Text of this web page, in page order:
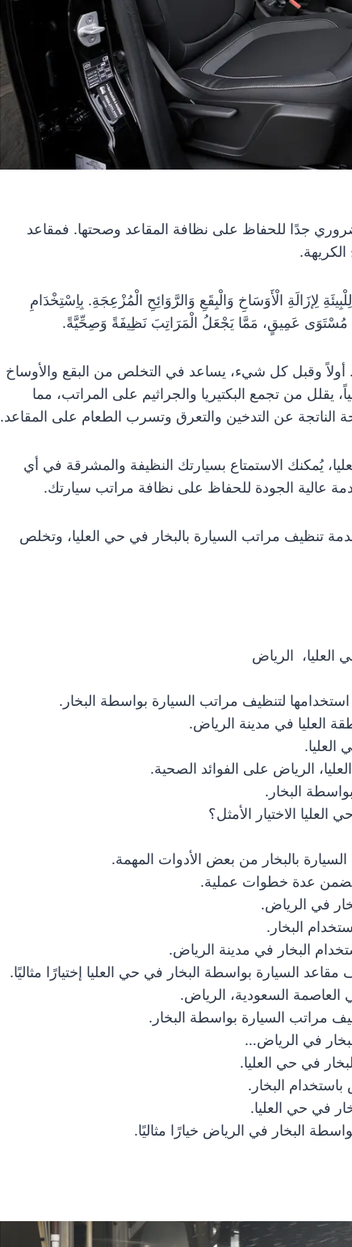
جدًا للحفاظ على نظافة المقاعد وصحتها. فمقاعد
الكريهة.
لِإزَالَةِ الْأَوَسَاخِ وَالْبِقَعِ وَالرَّوَائِحِ الْمُزْعِجَةِ. بِاِسْتِخْدَامِ
مُسْتَوَى عَمِيقٍ، مَمَّا يَجْعَلُ الْمَرَاتِبَ نَظِيفَةً وَصِحِّيَّةً.
أولاً وقبل كل شيء، يساعد في التخلص من البقع والأوساخ
يقلل من تجمع البكتيريا والجراثيم على المراتب، مما
الناتجة عن التدخين والتعرق وتسرب الطعام على المقاعد.
يُمكنك الاستمتاع بسيارتك النظيفة والمشرقة في أي
عالية الجودة للحفاظ على نظافة مراتب سيارتك.
تنظيف مراتب السيارة بالبخار في حي العليا، وتخلص
الرياض
لتنظيف مراتب السيارة بواسطة البخار.
العليا في مدينة الرياض.
الرياض على الفوائد الصحية.
البخار.
الاختيار الأمثل؟
بالبخار من بعض الأدوات المهمة.
تتضمن عدة خطوات عملية.
في الرياض.
البخار.
البخار في مدينة الرياض.
السيارة بواسطة البخار في حي العليا إختيارًا مثاليًا.
العاصمة السعودية، الرياض.
مراتب السيارة بواسطة البخار.
في الرياض…
في حي العليا.
البخار.
في حي العليا.
البخار في الرياض خيارًا مثاليًا.